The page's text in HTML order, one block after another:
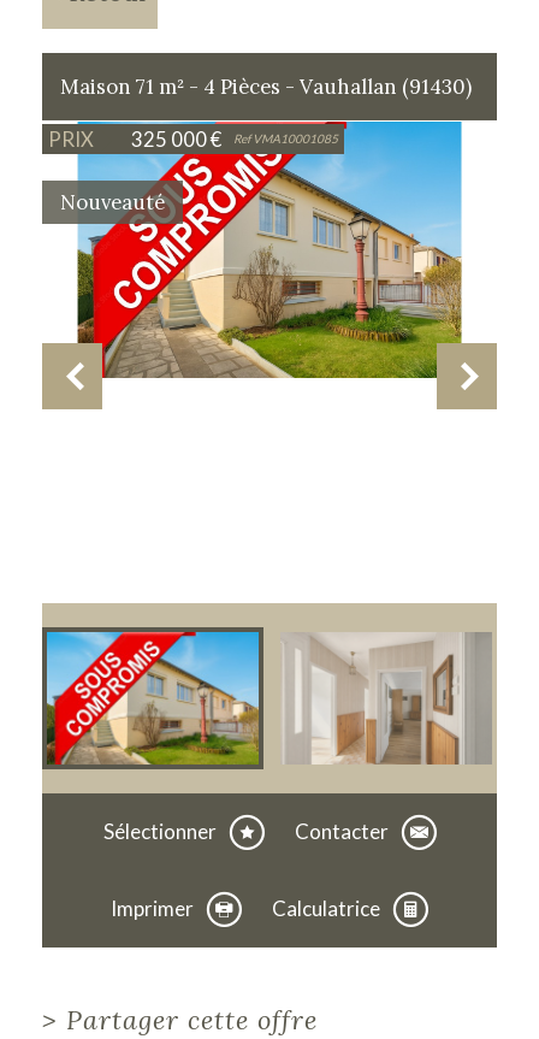
Maison 71 m² - 4 Pièces - Vauhallan (91430)
PRIX 325 000€ Ref VMA10001085
Nouveauté
Sélectionner Contacter
Imprimer Calculatrice
> Partager cette offre